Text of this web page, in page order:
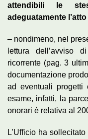
attendibili le
adeguatamente
– nondimeno, nel
lettura dell’avviso
ricorrente (pag. 3
documentazione
ad eventuali progetti
esame, infatti, la
onorari è relativa al
L’Ufficio ha